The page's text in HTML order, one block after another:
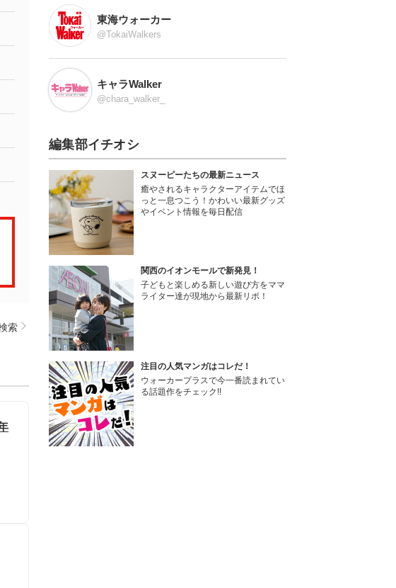
索
東海ウォーカー
@TokaiWalkers
キャラWalker
@chara_walker_
編集部イチオシ
スヌーピーたちの最新ニュース
癒やされるキャラクターアイテムでほ
っと一息つこう！かわいい最新グッズ
やイベント情報を毎日配信
関西のイオンモールで新発見！
子どもと楽しめる新しい遊び方をママ
ライター達が現地から最新リポ！
注目の人気マンガはコレだ！
ウォーカープラスで今一番読まれてい
る話題作をチェック!!